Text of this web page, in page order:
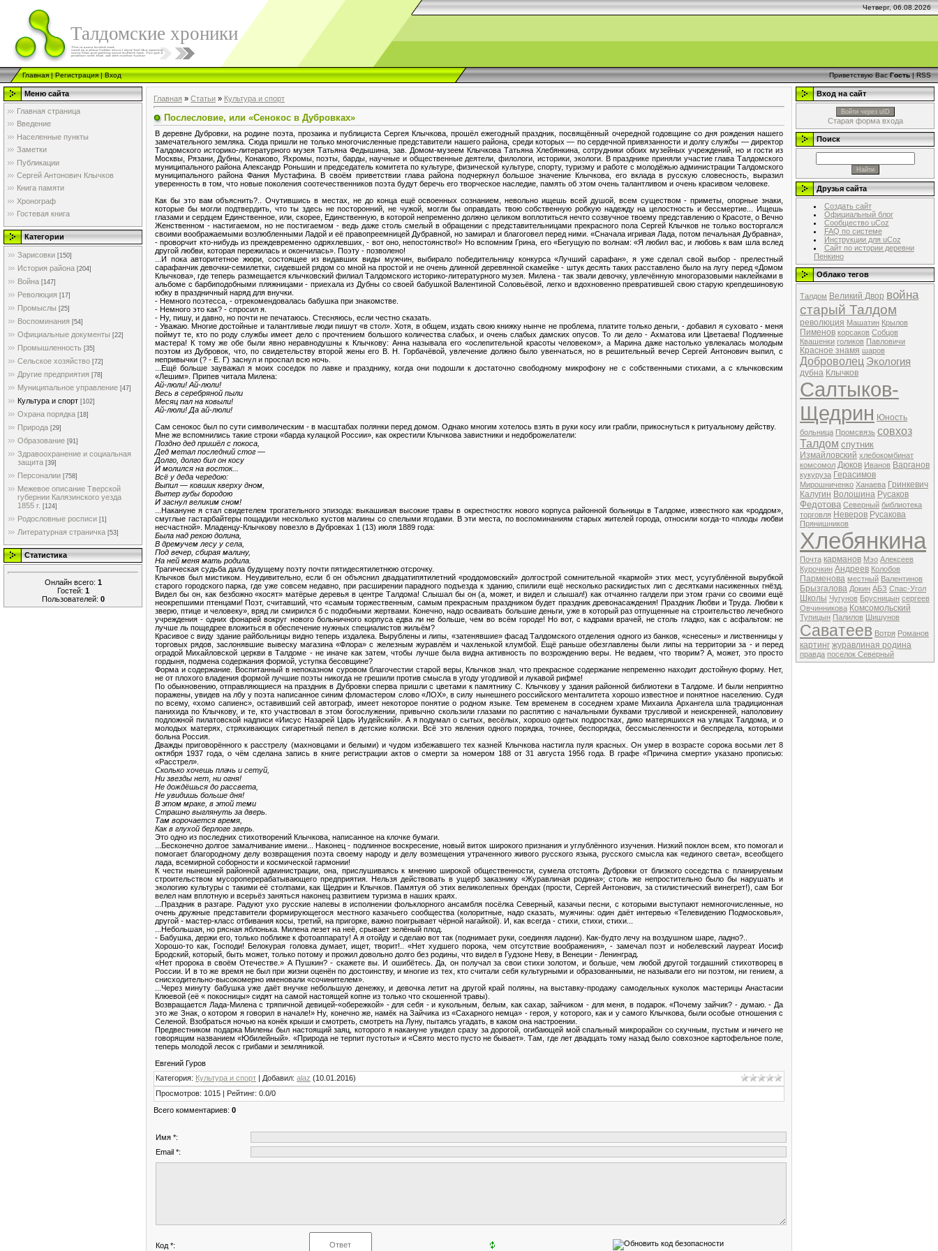
Четверг, 06.08.2026
Талдомские хроники
Главная|Регистрация|Вход Приветствую Вас Гость|RSS
Меню сайта
Главная страница
Введение
Населенные пункты
Заметки
Публикации
Сергей Антонович Клычков
Книга памяти
Хронограф
Гостевая книга
Категории
Зарисовки [150]
История района [204]
Война [147]
Революция [17]
Промыслы [25]
Воспоминания [54]
Официальные документы [22]
Промышленность [35]
Сельское хозяйство [72]
Другие предприятия [78]
Муниципальное управление [47]
Культура и спорт [102]
Охрана порядка [18]
Природа [29]
Образование [91]
Здравоохранение и социальная
защита [39]
Персоналии [758]
Межевое описание Тверской
губернии Калязинского уезда
1855 г. [124]
Родословные росписи [1]
Литературная страничка [53]
Статистика
Онлайн всего: 1
Гостей: 1
Пользователей: 0
Главная » Статьи » Культура и спорт
Послесловие, или «Сенокос в Дубровках»
В деревне Дубровки, на родине поэта, прозаика и публициста Сергея Клычкова, прошёл ежегодный праздник, посвящённый очередной годовщине со дня рождения нашего
замечательного земляка. Сюда пришли не только многочисленные представители нашего района, среди которых — по сердечной привязанности и долгу службы — директор
Талдомского историко-литературного музея Татьяна Федышина, зав. Домом-музеем Клычкова Татьяна Хлебянкина, сотрудники обоих музейных учреждений, но и гости из
Москвы, Рязани, Дубны, Конаково, Яхромы, поэты, барды, научные и общественные деятели, филологи, историки, экологи. В празднике приняли участие глава Талдомского
муниципального района Александр Роньшин и председатель комитета по культуре, физической культуре, спорту, туризму и работе с молодёжью администрации Талдомского
муниципального района Фания Мустафина. В своём приветствии глава района подчеркнул большое значение Клычкова, его вклада в русскую словесность, выразил
уверенность в том, что новые поколения соотечественников поэта будут беречь его творческое наследие, память об этом очень талантливом и очень красивом человеке.
Как бы это вам объяснить?.. Очутившись в местах, не до конца ещё освоенных сознанием, невольно ищешь всей душой, всем существом - приметы, опорные знаки,
которые бы могли подтвердить, что ты здесь не посторонний, не чужой, могли бы оправдать твою собственную робкую надежду на целостность и бессмертие... Ищешь
глазами и сердцем Единственное, или, скорее, Единственную, в которой непременно должно целиком воплотиться нечто созвучное твоему представлению о Красоте, о Вечно
Женственном - настигаемом, но не постигаемом - ведь даже столь смелый в обращении с представительницами прекрасного пола Сергей Клычков не только восторгался
своими воображаемыми возлюбленными Ладой и её правопреемницей Дубравной, но замирал и благоговел перед ними. «Сначала игривая Лада, потом печальная Дубравна»,
- проворчит кто-нибудь из преждевременно одряхлевших, - вот оно, непостоянство!» Но вспомним Грина, его «Бегущую по волнам: «Я любил вас, и любовь к вам шла вслед
другой любви, которая пережилась и окончилась». Поэту - позволено!
...И пока авторитетное жюри, состоящее из видавших виды мужчин, выбирало победительницу конкурса «Лучший сарафан», я уже сделал свой выбор - прелестный
сарафанчик девочки-семилетки, сидевшей рядом со мной на простой и не очень длинной деревянной скамейке - штук десять таких расставлено было на лугу перед «Домом
Клычкова», где теперь размещается клычковский филиал Талдомского историко-литературного музея. Милена - так звали девочку, увлечённую многоразовыми наклейками в
альбоме с барбиподобными пляжницами - приехала из Дубны со своей бабушкой Валентиной Соловьёвой, легко и вдохновенно превратившей свою старую крепдешиновую
юбку в праздничный наряд для внучки.
- Немного поэтесса, - отрекомендовалась бабушка при знакомстве.
- Немного это как? - спросил я.
- Ну, пишу, и давно, но почти не печатаюсь. Стесняюсь, если честно сказать.
- Уважаю. Многие достойные и талантливые люди пишут «в стол». Хотя, в общем, издать свою книжку нынче не проблема, платите только деньги, - добавил я суховато - меня
поймут те, кто по роду службы имеет дело с прочтением большого количества слабых, и очень слабых дамских опусов. То ли дело - Ахматова или Цветаева! Подлинные
мастера! К тому же обе были явно неравнодушны к Клычкову: Анна называла его «ослепительной красоты человеком», а Марина даже настолько увлекалась молодым
поэтом из Дубровок, что, по свидетельству второй жены его В. Н. Горбачёвой, увлечение должно было увенчаться, но в решительный вечер Сергей Антонович выпил, с
непривычки (? - Е. Г) заснул и проспал всю ночь.
...Ещё больше зауважал я моих соседок по лавке и празднику, когда они подошли к достаточно свободному микрофону не с собственными стихами, а с клычковским
«Лешим». Припев читала Милена:
Ай-люли! Ай-люли!
Весь в серебряной пыли
Месяц пал на ковыли!
Ай-люли! Да ай-люли!
Сам сенокос был по сути символическим - в масштабах полянки перед домом. Однако многим хотелось взять в руки косу или грабли, прикоснуться к ритуальному действу.
Мне же вспомнились такие строки «барда кулацкой России», как окрестили Клычкова завистники и недоброжелатели:
Поздно дед пришёл с покоса,
Дед метал последний стог —
Долго, долго бил он косу
И молился на восток...
Всё у деда чередою:
Выпил — ковшик кверху дном,
Вытер губы бородою
И заснул великим сном!
...Накануне я стал свидетелем трогательного эпизода: выкашивая высокие травы в окрестностях нового корпуса районной больницы в Талдоме, известного как «роддом»,
смуглые гастарбайтеры пощадили несколько кустов малины со спелыми ягодами. В эти места, по воспоминаниям старых жителей города, относили когда-то «плоды любви
несчастной». Младенцу-Клычкову повезло в Дубровках 1 (13) июля 1889 года:
Была над рекою долина,
В дремучем лесу у села,
Под вечер, сбирая малину,
На ней меня мать родила.
Трагическая судьба дала будущему поэту почти пятидесятилетнюю отсрочку.
Клычков был мистиком. Неудивительно, если б он объяснил двадцатипятилетний «роддомовский» долгострой сомнительной «кармой» этих мест, усугублённой вырубкой
старого городского парка, где уже совсем недавно, при расширении парадного подъезда к зданию, спилили ещё несколько раскидистых лип с десятками насиженных гнёзд.
Видел бы он, как безбожно «косят» матёрые деревья в центре Талдома! Слышал бы он (а, может, и видел и слышал!) как отчаянно галдели при этом грачи со своими ещё
неокрепшими птенцами! Поэт, считавший, что «самым торжественным, самым прекрасным праздником будет праздник древонасаждения! Праздник Любви и Труда. Любви к
зверю, птице и человеку», вряд ли смирился б с подобными жертвами. Конечно, надо осваивать большие деньги, уже в который раз отпущенные на строительство лечебного
учреждения - одних фонарей вокруг нового больничного корпуса едва ли не больше, чем во всём городе! Но вот, с кадрами врачей, не столь гладко, как с асфальтом: не
лучше ль пощедрее вложиться в обеспечение нужных специалистов жильём?
Красивое с виду здание райбольницы видно теперь издалека. Вырублены и липы, «затенявшие» фасад Талдомского отделения одного из банков, «снесены» и лиственницы у
торговых рядов, заслонявшие вывеску магазина «Флора» с железным журавлём и чахленькой клумбой. Ещё раньше обезглавлены были липы на территории за - и перед
оградой Михайловской церкви в Талдоме - не иначе как затем, чтобы лучше была видна активность по возрождению веры. Не ведаем, что творим? А, может, это просто
гордыня, подмена содержания формой, уступка бесовщине?
Форма и содержание. Воспитанный в непоказном суровом благочестии старой веры, Клычков знал, что прекрасное содержание непременно находит достойную форму. Нет,
не от плохого владения формой лучшие поэты никогда не грешили против смысла в угоду угодливой и лукавой рифме!
По обыкновению, отправляющиеся на праздник в Дубровки сперва пришли с цветами к памятнику С. Клычкову у здания районной библиотеки в Талдоме. И были неприятно
поражены, увидев на лбу у поэта написанное синим фломастером слово «ЛОХ», в силу нынешнего российского менталитета хорошо известное и понятное населению. Судя
по всему, «хомо сапиенс», оставивший сей автограф, имеет некоторое понятие о родном языке. Тем временем в соседнем храме Михаила Архангела шла традиционная
панихида по Клычкову, и те, кто участвовал в этом богослужении, привычно скользили глазами по распятию с начальными буквами трусливой и неискренней, наполовину
подложной пилатовской надписи «Иисус Назарей Царь Иудейский». А я подумал о сытых, весёлых, хорошо одетых подростках, дико матеряшихся на улицах Талдома, и о
молодых матерях, стряхивающих сигаретный пепел в детские коляски. Всё это явления одного порядка, точнее, беспорядка, бессмысленности и беспредела, которыми
больна Россия.
Дважды приговорённого к расстрелу (махновцами и белыми) и чудом избежавшего тех казней Клычкова настигла пуля красных. Он умер в возрасте сорока восьми лет 8
октября 1937 года, о чём сделана запись в книге регистрации актов о смерти за номером 188 от 31 августа 1956 года. В графе «Причина смерти» указано прописью:
«Расстрел».
Сколько хочешь плачь и сетуй,
Ни звезды нет, ни огня!
Не дождёшься до рассвета,
Не увидишь больше дня!
В этом мраке, в этой теми
Страшно выглянуть за дверь.
Там ворочается время,
Как в глухой берлоге зверь.
Это одно из последних стихотворений Клычкова, написанное на клочке бумаги.
...Бесконечно долгое замалчивание имени... Наконец - подлинное воскресение, новый виток широкого признания и углублённого изучения. Низкий поклон всем, кто помогал и
помогает благородному делу возвращения поэта своему народу и делу возмещения утраченного живого русского языка, русского смысла как «единого света», всеобщего
лада, всемирной соборности и космической гармонии!
К чести нынешней районной администрации, она, прислушиваясь к мнению широкой общественности, сумела отстоять Дубровки от близкого соседства с планируемым
строительством мусороперерабатывающего предприятия. Нельзя действовать в ущерб заказнику «Журавлиная родина»; столь же непростительно было бы нарушать и
экологию культуры с такими её столпами, как Щедрин и Клычков. Памятуя об этих великолепных брендах (прости, Сергей Антонович, за стилистический винегрет!), сам Бог
велел нам вплотную и всерьёз заняться наконец развитием туризма в наших краях.
...Праздник в разгаре. Радуют ухо русские напевы в исполнении фольклорного ансамбля посёлка Северный, казачьи песни, с которыми выступают немногочисленные, но
очень дружные представители формирующегося местного казачьего сообщества (колоритные, надо сказать, мужчины: один даёт интервью «Телевидению Подмосковья»,
другой - мастер-класс отбивания косы, третий, на пригорке, важно поигрывает чёрной нагайкой). И, как всегда - стихи, стихи, стихи...
...Небольшая, но рясная яблонька. Милена лезет на неё, срывает зелёный плод.
- Бабушка, держи его, только поближе к фотоаппарату! А я отойду и сделаю вот так (поднимает руки, соединяя ладони). Как-будто лечу на воздушном шаре, ладно?..
Хорошо-то как, Господи! Белокурая головка думает, ищет, творит!.. «Нет худшего порока, чем отсутствие воображения», - замечал поэт и нобелевский лауреат Иосиф
Бродский, который, быть может, только потому и прожил довольно долго без родины, что видел в Гудзоне Неву, в Венеции - Ленинград.
«Нет пророка в своём Отечестве.» А Пушкин? - скажете вы. И ошибётесь. Да, он получал за свои стихи золотом, и больше, чем любой другой тогдашний стихотворец в
России. И в то же время не был при жизни оценён по достоинству, и многие из тех, кто считали себя культурными и образованными, не называли его ни поэтом, ни гением, а
снисходительно-высокомерно именовали «сочинителем».
...Через минуту бабушка уже даёт внучке небольшую денежку, и девочка летит на другой край поляны, на выставку-продажу самодельных куколок мастерицы Анастасии
Клюевой (её « покосницы» сидят на самой настоящей копне из только что скошенной травы).
Возвращается Лада-Милена с тряпичной девицей-«обережкой» - для себя - и кукольным, белым, как сахар, зайчиком - для меня, в подарок. «Почему зайчик? - думаю. - Да
это же Знак, о котором я говорил в начале!» Ну, конечно же, намёк на Зайчика из «Сахарного немца» - героя, у которого, как и у самого Клычкова, были особые отношения с
Селеной. Взобраться ночью на конёк крыши и смотреть, смотреть на Луну, пытаясь угадать, в каком она настроении.
Предвестником подарка Милены был настоящий заяц, которого я накануне увидел сразу за дорогой, огибающей мой спальный микрорайон со скучным, пустым и ничего не
говорящим названием «Юбилейный». «Природа не терпит пустоты» и «Свято место пусто не бывает». Там, где лет двадцать тому назад было совхозное картофельное поле,
теперь молодой лесок с грибами и земляникой.
Евгений Гуров
Категория: Культура и спорт | Добавил: alaz (10.01.2016)
Просмотров: 1015 | Рейтинг: 0.0/0
Всего комментариев: 0
Имя *:
Email *:
Код *:
Вход на сайт
Войти через uID
Старая форма входа
Поиск
Друзья сайта
Создать сайт
Официальный блог
Сообщество uCoz
FAQ по системе
Инструкции для uCoz
Сайт по истории деревни
Пенкино
Облако тегов
Талдом Великий Двор война
старый Талдом
революция Машатин Крылов
Пименов корсаков Собцов
Квашенки голиков Павловичи
Красное знамя шаров
Доброволец Экология
дубна Клычков
Салтыков-
Щедрин Юность
больница Промсвязь совхоз
Талдом спутник
Измайловский хлебокомбинат
комсомол Дюков Иванов Варганов
кукуруза Герасимов
Мирошниченко Ханаева Гринкевич
Калугин Волошина Русаков
Федотова Северный библиотека
торговля Неверов Русакова
Прянишников
Хлебянкина
Почта карманов Мэо Алексеев
Курочкин Андреев Колобов
Парменова местный Валентинов
Брызгалова Докин АБЗ Спас-Угол
Школы Чугунов Брусницын сергеев
Овчинникова Комсомольский
Тупицын Палилов Шишунов
Саватеев Вотря Романов
картинг журавлиная родина
правда поселок Северный